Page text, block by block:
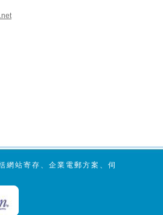
站寄存、企業電郵方案、伺